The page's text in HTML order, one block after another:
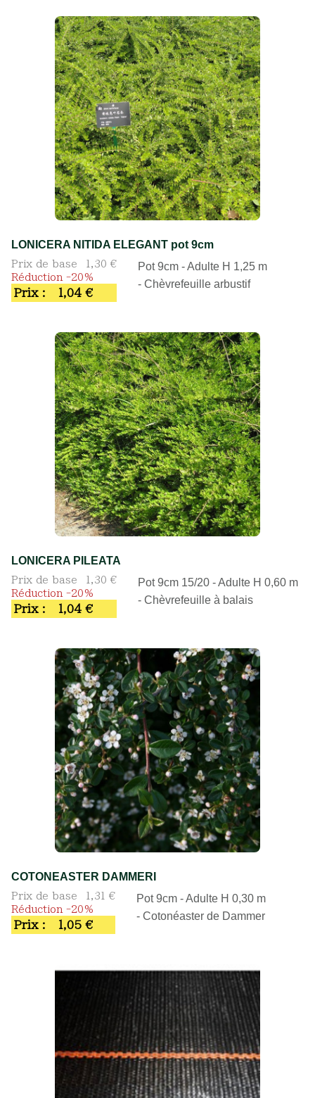
LONICERA NITIDA ELEGANT pot 9cm
Prix de base
1,30 €
Réduction -20%
Prix : 1,04 €
Pot 9cm - Adulte H 1,25 m
- Chèvrefeuille arbustif
LONICERA PILEATA
Prix de base
1,30 €
Réduction -20%
Prix : 1,04 €
Pot 9cm 15/20 - Adulte H 0,60 m
- Chèvrefeuille à balais
COTONEASTER DAMMERI
Prix de base
1,31 €
Réduction -20%
Prix : 1,05 €
Pot 9cm - Adulte H 0,30 m
- Cotonéaster de Dammer